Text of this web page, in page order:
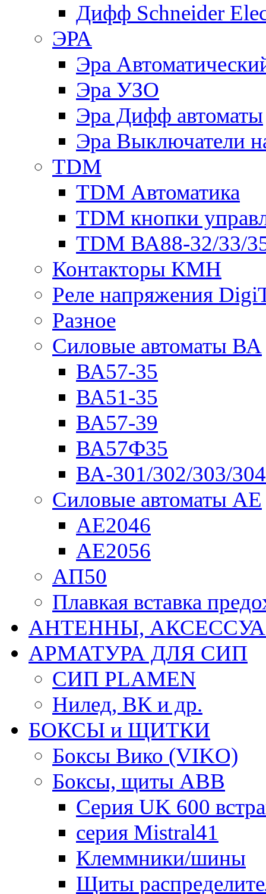
Дифф Schneider
ЭРА
Эра
Эра УЗО
Эра Дифф автоматы
Эра Выключатели
TDM
TDM Автоматика
TDM кнопки
TDM ВА88-32/33/
Контакторы КМН
Реле напряжения
Разное
Силовые автоматы ВА
ВА57-35
ВА51-35
ВА57-39
ВА57Ф35
ВА-301/302/303/
Силовые автоматы АЕ
АЕ2046
АЕ2056
АП50
Плавкая вставка
АНТЕННЫ,
АРМАТУРА ДЛЯ СИП
СИП PLAMEN
Нилед, ВК и др.
БОКСЫ и ЩИТКИ
Боксы Вико (VIKO)
Боксы, щиты ABB
Серия UK 600
серия Mistral41
Клеммники/шины
Щиты